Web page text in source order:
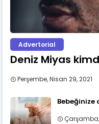
Advertorial
Deniz Miyas
Perşembe, Nisan 29, 2021
Bebeğinize
Çarşamba,